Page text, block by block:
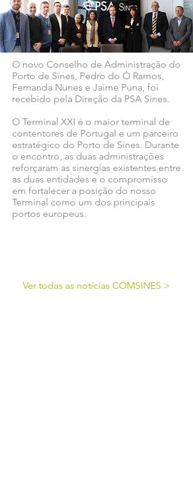
O novo Conselho de Administração do
Porto de Sines, Pedro do Ó Ramos,
Fernanda Nunes e Jaime Puna, foi
recebido pela Direção da PSA Sines.
O Terminal XXI é o maior terminal de
contentores de Portugal e um parceiro
estratégico do Porto de Sines. Durante
o encontro, as duas administrações
reforçaram as sinergias existentes entre
as duas entidades e o compromisso
em fortalecer a posição do nosso
Terminal como um dos principais
portos europeus.
Ver todas as notícias COMSINES >